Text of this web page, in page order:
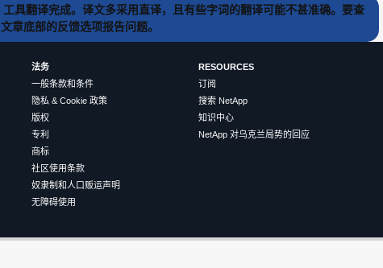
具翻译完成。译文多采用直译，且有些字词的翻译可能不甚准确。要查
章底部的反馈选项报告问题。
法务
一般条款和条件
隐私 & Cookie 政策
版权
专利
商标
社区使用条款
奴隶制和人口贩运声明
无障碍使用
RESOURCES
订阅
搜索 NetApp
知识中心
NetApp 对乌克兰局势的回应